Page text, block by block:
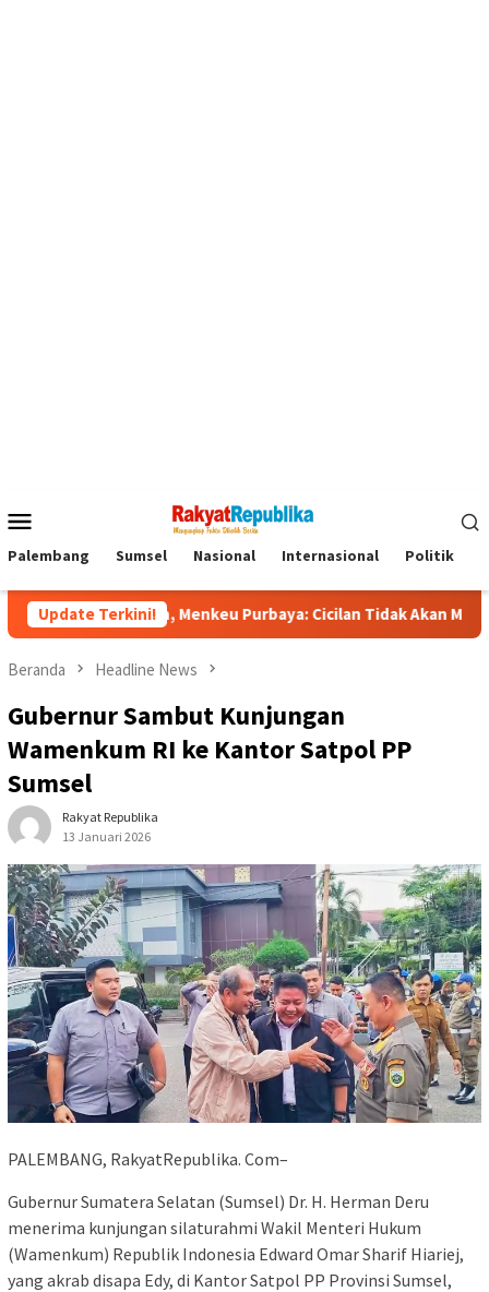
Mobile
Palembang Sumsel Nasional Internasional Politik
Update Terkini!
Menkeu Purbaya: Cicilan Tidak Akan Molor
Beranda Headline News
Gubernur Sambut Kunjungan
Wamenkum RI ke Kantor Satpol PP
Sumsel
Rakyat Republika
13 Januari 2026
PALEMBANG, RakyatRepublika. Com–
Gubernur Sumatera Selatan (Sumsel) Dr. H. Herman Deru
menerima kunjungan silaturahmi Wakil Menteri Hukum
(Wamenkum) Republik Indonesia Edward Omar Sharif Hiariej,
yang akrab disapa Edy, di Kantor Satpol PP Provinsi Sumsel,